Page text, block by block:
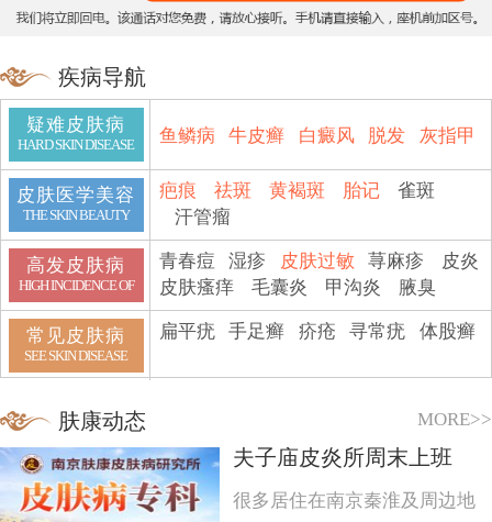
疾病导航
疑难皮肤病
HARD SKIN DISEASE 鱼鳞病 牛皮癣 白癜风 脱发 灰指甲
皮肤医学美容
THE SKIN BEAUTY
疤痕 祛斑 黄褐斑 胎记
雀斑
汗管瘤
高发皮肤病
HIGH INCIDENCE OF
青春痘 湿疹 皮肤过敏 荨麻疹
皮炎
皮肤瘙痒
毛囊炎 甲沟炎 腋臭
常见皮肤病
SEE SKIN DISEASE
扁平疣 手足癣 疥疮 寻常疣 体股癣
肤康动态 MORE>>
夫子庙皮炎所周末上班
很多居住在南京秦淮及周边地